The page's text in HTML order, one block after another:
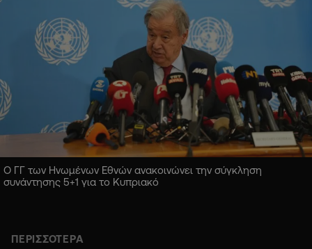
Ο ΓΓ των Ηνωμένων Εθνών ανακοινώνει την σύγκληση
συνάντησης 5+1 για το Κυπριακό
ΠΕΡΙΣΣΟΤΕΡΑ